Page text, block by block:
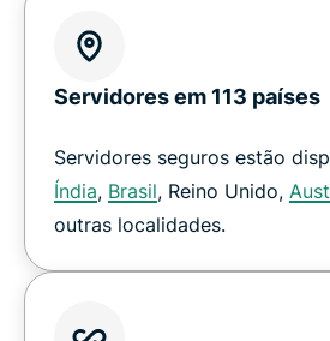
Servidores em 113 países
Servidores seguros estão
Índia, Brasil, Reino Unido,
outras localidades.